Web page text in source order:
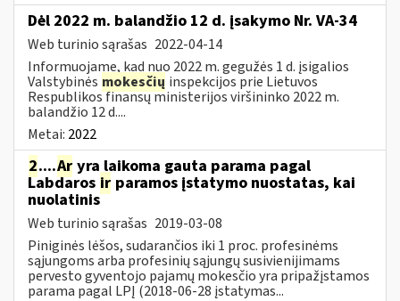
Dėl 2022 m. balandžio 12 d. įsakymo Nr. VA-34
Web turinio sąrašas 2022-04-14
Informuojame, kad nuo 2022 m. gegužės 1 d. įsigalios
Valstybinės mokesčių inspekcijos prie Lietuvos
Respublikos finansų ministerijos viršininko 2022 m.
balandžio 12 d....
Metai: 2022
2....Ar yra laikoma gauta parama pagal
Labdaros ir paramos įstatymo nuostatas, kai
nuolatinis
Web turinio sąrašas 2019-03-08
Piniginės lėšos, sudarančios iki 1 proc. profesinėms
sąjungoms arba profesinių sąjungų susivienijimams
pervesto gyventojo pajamų mokesčio yra pripažįstamos
parama pagal LPĮ (2018-06-28 įstatymas...